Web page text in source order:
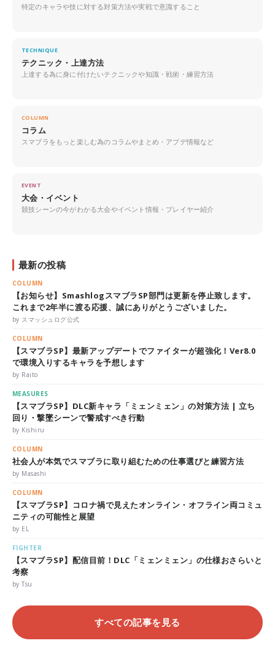
特定のキャラや技に対する対策方法や実戦で意識すること
TECHNIQUE
テクニック・上達方法
上達する為に身に付けたいテクニックや知識・戦術・練習方法
COLUMN
コラム
スマブラをもっと楽しむ為のコラムやまとめ・アプデ情報など
EVENT
大会・イベント
競技シーンの今がわかる大会やイベント情報・プレイヤー紹介
最新の投稿
COLUMN
【お知らせ】SmashlogスマブラSP部門は更新を停止致します。
これまで2年半に渡る応援、誠にありがとうございました。
by スマッシュログ公式
COLUMN
【スマブラSP】最新アップデートでファイターが超強化！Ver8.0
で環境入りするキャラを予想します
by Raito
MEASURES
【スマブラSP】DLC新キャラ「ミェンミェン」の対策方法 | 立ち
回り・撃墜シーンで警戒すべき行動
by Kishiru
COLUMN
社会人が本気でスマブラに取り組むための仕事選びと練習方法
by Masashi
COLUMN
【スマブラSP】コロナ禍で見えたオンライン・オフライン両コミュ
ニティの可能性と展望
by EL
FIGHTER
【スマブラSP】配信目前！DLC「ミェンミェン」の仕様おさらいと
考察
by Tsu
すべての記事を見る